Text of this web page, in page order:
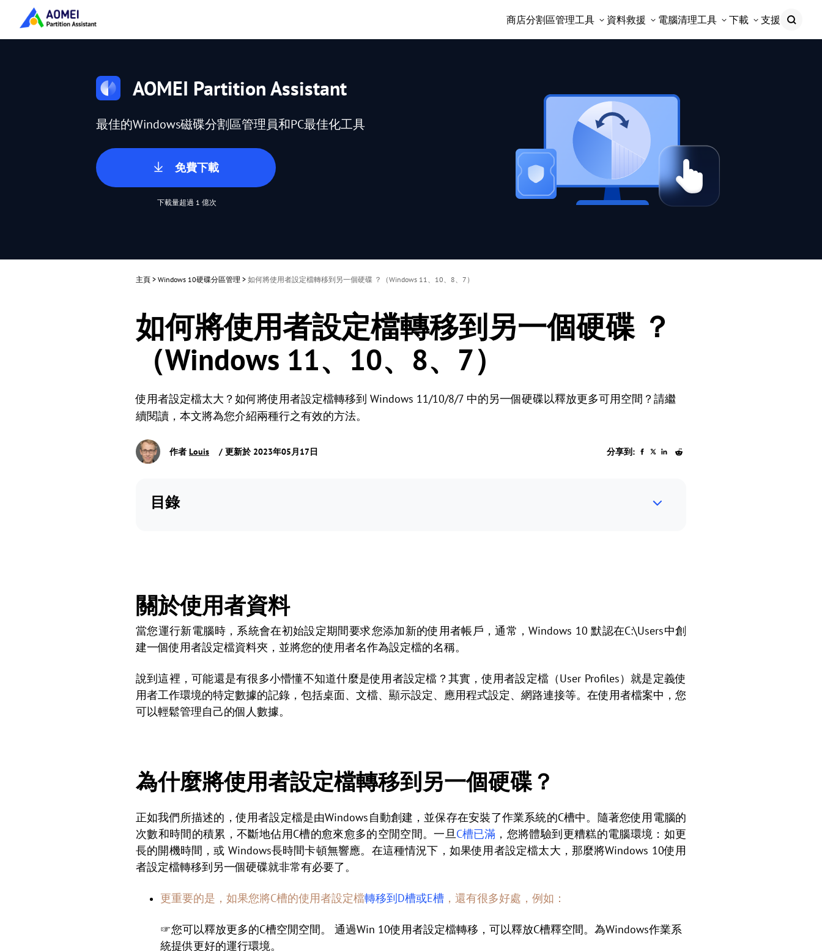
商店分割區管理工具 資料救援 電腦清理工具 下載 支援
AOMEI Partition Assistant
最佳的Windows磁碟分割區管理員和PC最佳化工具
免費下載
下載量超過 1 億次
主頁 > Windows 10硬碟分區管理 > 如何將使用者設定檔轉移到另一個硬碟 ？（Windows 11、10、8、7）
如何將使用者設定檔轉移到另一個硬碟 ？
（Windows 11、10、8、7）
使用者設定檔太大？如何將使用者設定檔轉移到 Windows 11/10/8/7 中的另一個硬碟以釋放更多可用空間？請繼
續閱讀，本文將為您介紹兩種行之有效的方法。
作者 Louis / 更新於 2023年05月17日 分享到:
目錄
關於使用者資料
當您運行新電腦時，系統會在初始設定期間要求您添加新的使用者帳戶，通常，Windows 10 默認在C:\Users中創
建一個使用者設定檔資料夾，並將您的使用者名作為設定檔的名稱。
說到這裡，可能還是有很多小懵懂不知道什麼是使用者設定檔？其實，使用者設定檔（User Profiles）就是定義使
用者工作環境的特定數據的記錄，包括桌面、文檔、顯示設定、應用程式設定、網路連接等。在使用者檔案中，您
可以輕鬆管理自己的個人數據。
為什麼將使用者設定檔轉移到另一個硬碟？
正如我們所描述的，使用者設定檔是由Windows自動創建，並保存在安裝了作業系統的C槽中。隨著您使用電腦的
次數和時間的積累，不斷地佔用C槽的愈來愈多的空閒空間。一旦C槽已滿 ，您將體驗到更糟糕的電腦環境：如更
長的開機時間，或 Windows長時間卡頓無響應。在這種情況下，如果使用者設定檔太大，那麼將Windows 10使用
者設定檔轉移到另一個硬碟就非常有必要了。
更重要的是，如果您將C槽的使用者設定檔轉移到D槽或E槽 ，還有很多好處，例如：
☞您可以釋放更多的C槽空閒空間。 通過Win 10使用者設定檔轉移，可以釋放C槽釋空間。為Windows作業系
統提供更好的運行環境。